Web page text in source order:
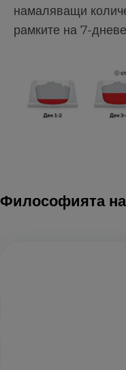
намаляващи
рамките на 7-
Философията